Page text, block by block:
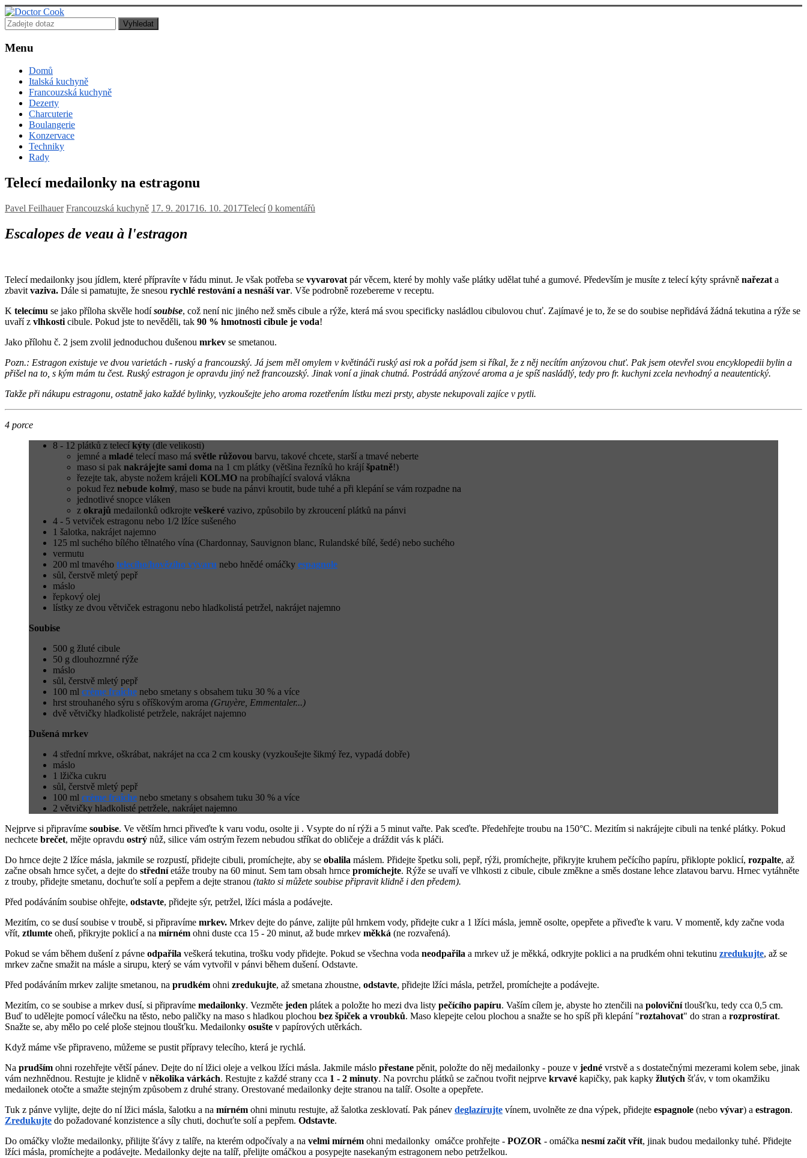
Doctor
Cook
Lékař
posedlý
jídlem,
vařením
pečením!
Menu
Domů
Italská kuchyně
Francouzská kuchyně
Dezerty
Charcuterie
Boulangerie
Konzervace
Techniky
Rady
Telecí medailonky na estragonu
Pavel Feilhauer Francouzská kuchyně 17. 9. 201716. 10. 2017Telecí 0 komentářů
Escalopes de veau à l'estragon
Telecí medailonky jsou jídlem, které přípravíte v řádu minut. Je však potřeba se vyvarovat pár věcem, které by mohly vaše plátky udělat tuhé a gumové. Především je musíte z telecí kýty správně nařezat a
zbavit vaziva. Dále si pamatujte, že snesou rychlé restování a nesnáší var. Vše podrobně rozebereme v receptu.
K telecímu se jako příloha skvěle hodísoubise, což není nic jiného než směs cibule a rýže, která má svou specificky nasládlou cibulovou chuť. Zajímavé je to, že se do soubise nepřidává žádná tekutina a rýže se
uvaří z vlhkosti cibule. Pokud jste to nevěděli, tak 90 % hmotnosti cibule je voda!
Jako přílohu č. 2 jsem zvolil jednoduchou dušenou mrkev se smetanou.
Pozn.: Estragon existuje ve dvou varietách - ruský a francouzský. Já jsem měl omylem v květináči ruský asi rok a pořád jsem si říkal, že z něj necítím anýzovou chuť. Pak jsem otevřel svou encyklopedii bylin a
přišel na to, s kým mám tu čest. Ruský estragon je opravdu jiný než francouzský. Jinak voní a jinak chutná. Postrádá anýzové aroma a je spíš nasládlý, tedy pro fr. kuchyni zcela nevhodný a neautentický.
Takže při nákupu estragonu, ostatně jako každé bylinky, vyzkoušejte jeho aroma rozetřením lístku mezi prsty, abyste nekupovali zajíce v pytli.
4 porce
8 - 12 plátků z telecí kýty (dle velikosti)
jemné a mladé telecí maso má světle růžovou barvu, takové chcete, starší a tmavé neberte
maso si pak nakrájejte sami doma na 1 cm plátky (většina řezníků ho krájí špatně!)
řezejte tak, abyste nožem krájeli KOLMO na probíhající svalová vlákna
pokud řez nebude kolmý, maso se bude na pánvi kroutit, bude tuhé a při klepání se vám rozpadne na
jednotlivé snopce vláken
z okrajů medailonků odkrojte veškeré vazivo, způsobilo by zkroucení plátků na pánvi
4 - 5 vetviček estragonu nebo 1/2 lžíce sušeného
1 šalotka, nakrájet najemno
125 ml suchého bílého tělnatého vína (Chardonnay, Sauvignon blanc, Rulandské bílé, šedé) nebo suchého
vermutu
200 ml tmavého telecího/hovězího vývaru nebo hnědé omáčky espagnole
sůl, čerstvě mletý pepř
máslo
řepkový olej
lístky ze dvou větviček estragonu nebo hladkolistá petržel, nakrájet najemno
Soubise
500 g žluté cibule
50 g dlouhozrnné rýže
máslo
sůl, čerstvě mletý pepř
100 ml crème fraîche nebo smetany s obsahem tuku 30 % a více
hrst strouhaného sýru s oříškovým aroma (Gruyère, Emmentaler...)
dvě větvičky hladkolisté petržele, nakrájet najemno
Dušená mrkev
4 střední mrkve, oškrábat, nakrájet na cca 2 cm kousky (vyzkoušejte šikmý řez, vypadá dobře)
máslo
1 lžička cukru
sůl, čerstvě mletý pepř
100 ml crème fraîche nebo smetany s obsahem tuku 30 % a více
2 větvičky hladkolisté petržele, nakrájet najemno
Nejprve si připravíme soubise. Ve větším hrnci přiveďte k varu vodu, osolte ji . Vsypte do ní rýži a 5 minut vařte. Pak sceďte. Předehřejte troubu na 150°C. Mezitím si nakrájejte cibuli na tenké plátky. Pokud
nechcete brečet, mějte opravdu ostrý nůž, silice vám ostrým řezem nebudou stříkat do obličeje a dráždit vás k pláči.
Do hrnce dejte 2 lžíce másla, jakmile se rozpustí, přidejte cibuli, promíchejte, aby se obalila máslem. Přidejte špetku soli, pepř, rýži, promíchejte, přikryjte kruhem pečícího papíru, přiklopte poklicí, rozpalte, až
začne obsah hrnce syčet, a dejte do středníetáže trouby na 60 minut. Sem tam obsah hrnce promíchejte. Rýže se uvaří ve vlhkosti z cibule, cibule změkne a směs dostane lehce zlatavou barvu. Hrnec vytáhněte
z trouby, přidejte smetanu, dochuťte solí a pepřem a dejte stranou (takto si můžete soubise připravit klidně i den předem).
Před podáváním soubise ohřejte, odstavte, přidejte sýr, petržel, lžíci másla a podávejte.
Mezitím, co se dusí soubise v troubě, si připravíme mrkev. Mrkev dejte do pánve, zalijte půl hrnkem vody, přidejte cukr a 1 lžíci másla, jemně osolte, opepřete a přiveďte k varu. V momentě, kdy začne voda
vřít, ztlumte oheň, přikryjte poklicí a na mírném ohni duste cca 15 - 20 minut, až bude mrkev měkká (ne rozvařená).
Pokud se vám během dušení z pávne odpařila veškerá tekutina, trošku vody přidejte. Pokud se všechna voda neodpařila a mrkev už je měkká, odkryjte poklici a na prudkém ohni tekutinu zredukujte, až se
mrkev začne smažit na másle a sirupu, který se vám vytvořil v pánvi během dušení. Odstavte.
Před podáváním mrkev zalijte smetanou, na prudkém ohni zredukujte, až smetana zhoustne, odstavte, přidejte lžíci másla, petržel, promíchejte a podávejte.
Mezitím, co se soubise a mrkev dusí, si připravíme medailonky. Vezměte jeden plátek a položte ho mezi dva listy pečícího papíru. Vaším cílem je, abyste ho ztenčili na polovičnítloušťku, tedy cca 0,5 cm.
Buď to udělejte pomocí válečku na těsto, nebo paličky na maso s hladkou plochou bez špiček a vroubků. Maso klepejte celou plochou a snažte se ho spíš při klepání "roztahovat" do stran a rozprostírat.
Snažte se, aby mělo po celé ploše stejnou tloušťku. Medailonky osušte v papírových utěrkách.
Když máme vše připraveno, můžeme se pustit přípravy telecího, která je rychlá.
Na prudším ohni rozehřejte větší pánev. Dejte do ní lžici oleje a velkou lžíci másla. Jakmile máslo přestane pěnit, položte do něj medailonky - pouze v jedné vrstvě a s dostatečnými mezerami kolem sebe, jinak
vám nezhnědnou. Restujte je klidně v několika várkách. Restujte z každé strany cca 1 - 2 minuty. Na povrchu plátků se začnou tvořit nejprve krvavé kapičky, pak kapky žlutých šťáv, v tom okamžiku
medailonek otočte a smažte stejným způsobem z druhé strany. Orestované medailonky dejte stranou na talíř. Osolte a opepřete.
Tuk z pánve vylijte, dejte do ní lžici másla, šalotku a na mírném ohni minutu restujte, až šalotka zesklovatí. Pak pánev deglazírujte vínem, uvolněte ze dna výpek, přidejte espagnole (nebo vývar) a estragon.
Zredukujte do požadované konzistence a síly chuti, dochuťte solí a pepřem. Odstavte.
Do omáčky vložte medailonky, přilijte šťávy z talíře, na kterém odpočívaly a na velmi mírném ohni medailonky omáčce prohřejte - POZOR - omáčka nesmí začít vřít, jinak budou medailonky tuhé. Přidejte
lžíci másla, promíchejte a podávejte. Medailonky dejte na talíř, přelijte omáčkou a posypejte nasekaným estragonem nebo petrželkou.